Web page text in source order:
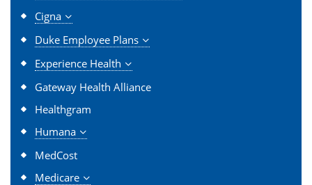
Cigna
Duke Employee Plans
Experience Health
Gateway Health Alliance
Healthgram
Humana
MedCost
Medicare